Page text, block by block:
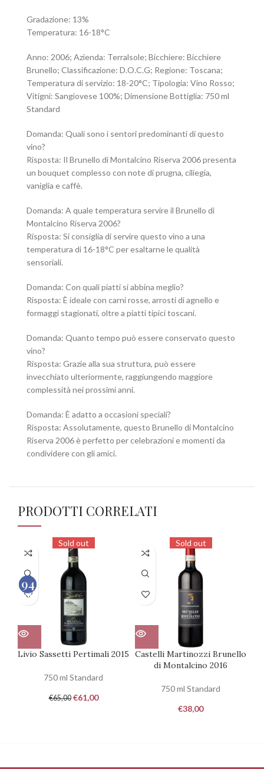
Gradazione: 13%
Temperatura: 16-18°C
Anno: 2006; Azienda: Terralsole; Bicchiere: Bicchiere
Brunello; Classificazione: D.O.C.G; Regione: Toscana;
Temperatura di servizio: 18-20°C; Tipologia: Vino Rosso;
Vitigni: Sangiovese 100%; Dimensione Bottiglia: 750 ml
Standard
Domanda: Quali sono i sentori predominanti di questo
vino?
Risposta: Il Brunello di Montalcino Riserva 2006 presenta
un bouquet complesso con note di prugna, ciliegia,
vaniglia e caffè.
Domanda: A quale temperatura servire il Brunello di
Montalcino Riserva 2006?
Risposta: Si consiglia di servire questo vino a una
temperatura di 16-18°C per esaltarne le qualità
sensoriali.
Domanda: Con quali piatti si abbina meglio?
Risposta: È ideale con carni rosse, arrosti di agnello e
formaggi stagionati, oltre a piatti tipici toscani.
Domanda: Quanto tempo può essere conservato questo
vino?
Risposta: Grazie alla sua struttura, può essere
invecchiato ulteriormente, raggiungendo maggiore
complessità nei prossimi anni.
Domanda: È adatto a occasioni speciali?
Risposta: Assolutamente, questo Brunello di Montalcino
Riserva 2006 è perfetto per celebrazioni e momenti da
condividere con gli amici.
PRODOTTI CORRELATI
Sold out
Livio Sassetti Pertimali 2015
750 ml Standard
€65,00 €61,00
Sold out
Castelli Martinozzi Brunello
di Montalcino 2016
750 ml Standard
€38,00
97
100
94
100